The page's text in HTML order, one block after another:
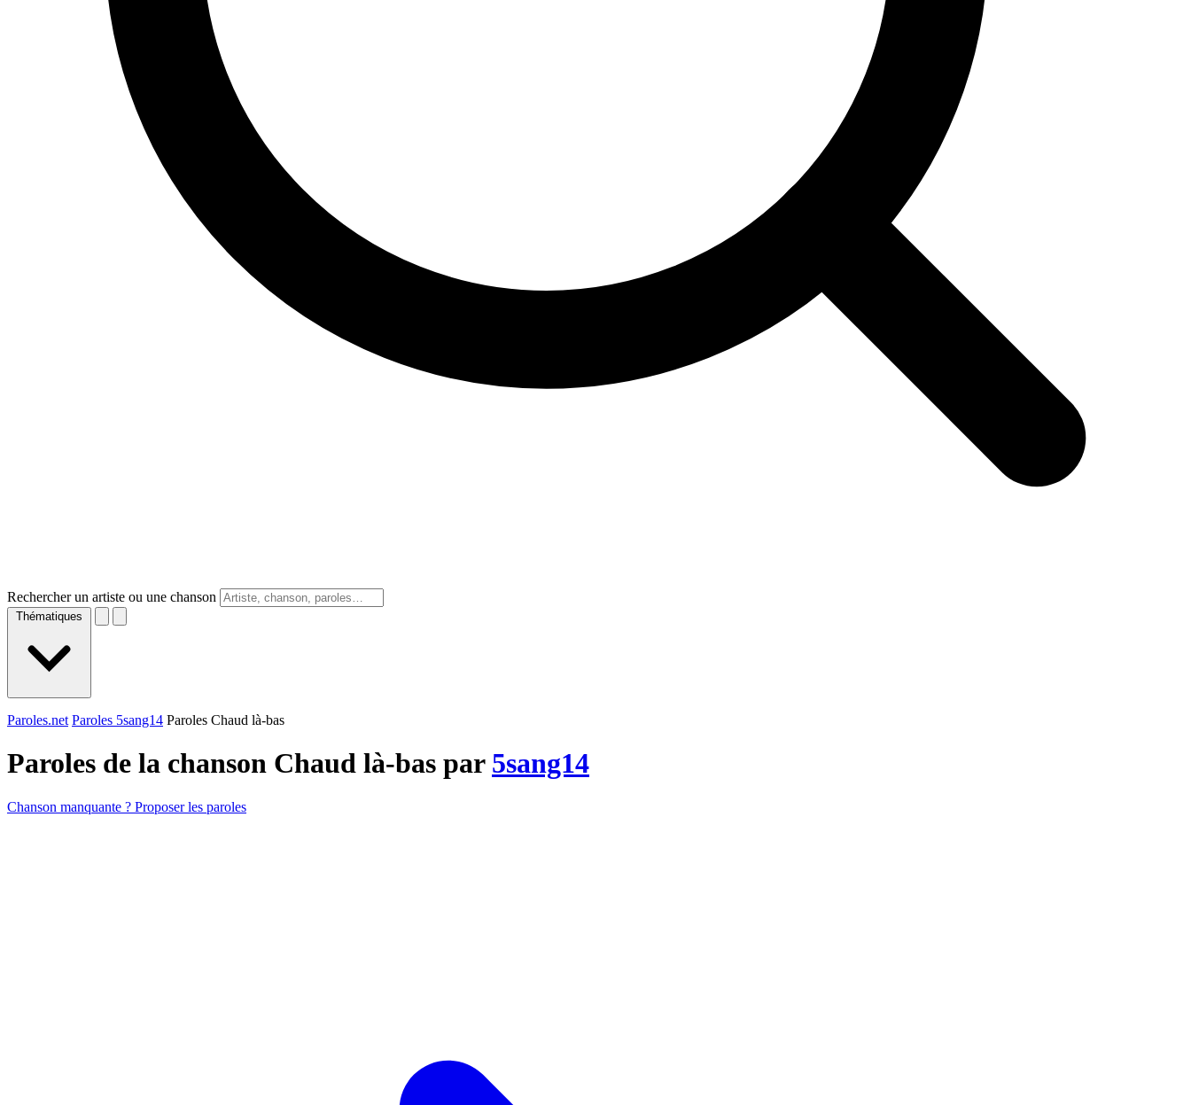
Rechercher un artiste ou une chanson
Thématiques
Paroles.net Paroles 5sang14 Paroles Chaud là-bas
Paroles de la chanson Chaud là-bas par 5sang14
Chanson manquante ? Proposer les paroles